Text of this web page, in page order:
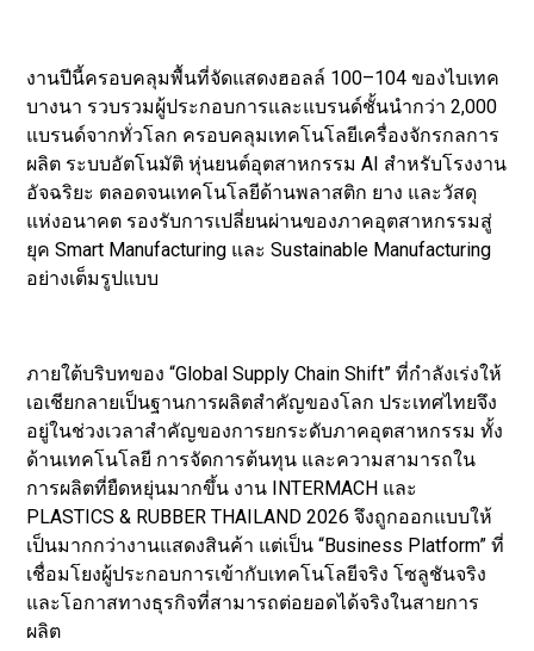
งานปีนี้ครอบคลุมพื้นที่จัดแสดงฮอลล์ 100–104 ของไบเทค
บางนา รวบรวมผู้ประกอบการและแบรนด์ชั้นนำกว่า 2,000
แบรนด์จากทั่วโลก ครอบคลุมเทคโนโลยีเครื่องจักรกลการ
ผลิต ระบบอัตโนมัติ หุ่นยนต์อุตสาหกรรม AI สำหรับโรงงาน
อัจฉริยะ ตลอดจนเทคโนโลยีด้านพลาสติก ยาง และวัสดุ
แห่งอนาคต รองรับการเปลี่ยนผ่านของภาคอุตสาหกรรมสู่
ยุค Smart Manufacturing และ Sustainable Manufacturing
อย่างเต็มรูปแบบ
ภายใต้บริบทของ “Global Supply Chain Shift” ที่กำลังเร่งให้
เอเชียกลายเป็นฐานการผลิตสำคัญของโลก ประเทศไทยจึง
อยู่ในช่วงเวลาสำคัญของการยกระดับภาคอุตสาหกรรม ทั้ง
ด้านเทคโนโลยี การจัดการต้นทุน และความสามารถใน
การผลิตที่ยืดหยุ่นมากขึ้น งาน INTERMACH และ
PLASTICS & RUBBER THAILAND 2026 จึงถูกออกแบบให้
เป็นมากกว่างานแสดงสินค้า แต่เป็น “Business Platform” ที่
เชื่อมโยงผู้ประกอบการเข้ากับเทคโนโลยีจริง โซลูชันจริง
และโอกาสทางธุรกิจที่สามารถต่อยอดได้จริงในสายการ
ผลิต